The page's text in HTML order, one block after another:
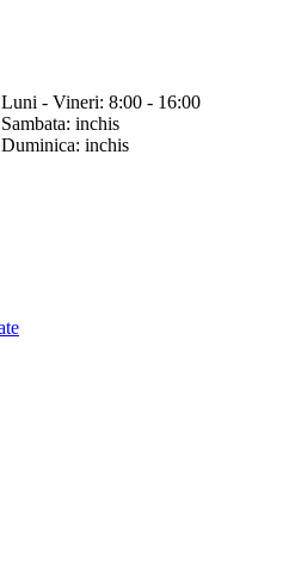
Luni - Vineri: 8:00 - 16:00
Sambata: inchis
Duminica: inchis